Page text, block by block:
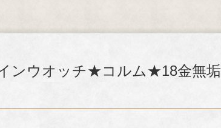
ンウオッチ★コルム★18金無垢